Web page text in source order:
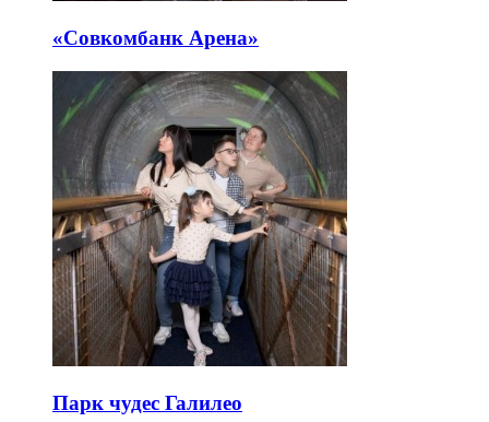
«Совкомбанк Арена⁠»
Парк чудес Галилео